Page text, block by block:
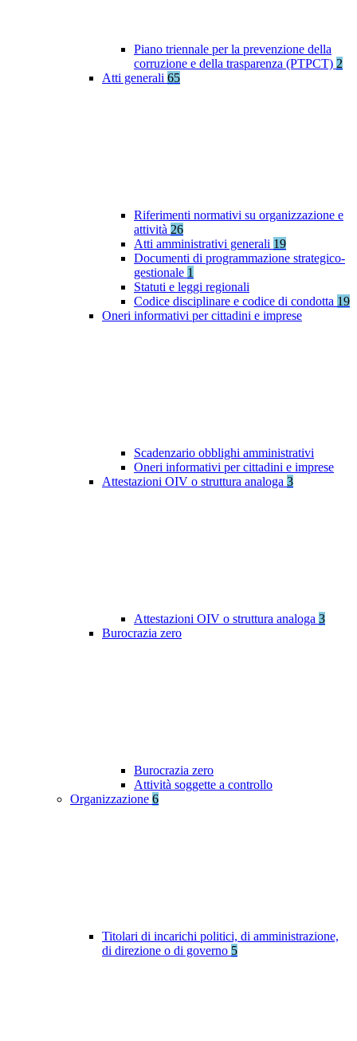
Piano triennale per la prevenzione della
corruzione e della trasparenza (PTPCT) 2
Atti generali 65
Riferimenti normativi su organizzazione e
attività 26
Atti amministrativi generali 19
Documenti di programmazione strategico-
gestionale 1
Statuti e leggi regionali
Codice disciplinare e codice di condotta 19
Oneri informativi per cittadini e imprese
Scadenzario obblighi amministrativi
Oneri informativi per cittadini e imprese
Attestazioni OIV o struttura analoga 3
Attestazioni OIV o struttura analoga 3
Burocrazia zero
Burocrazia zero
Attività soggette a controllo
Organizzazione 6
Titolari di incarichi politici, di amministrazione,
di direzione o di governo 5